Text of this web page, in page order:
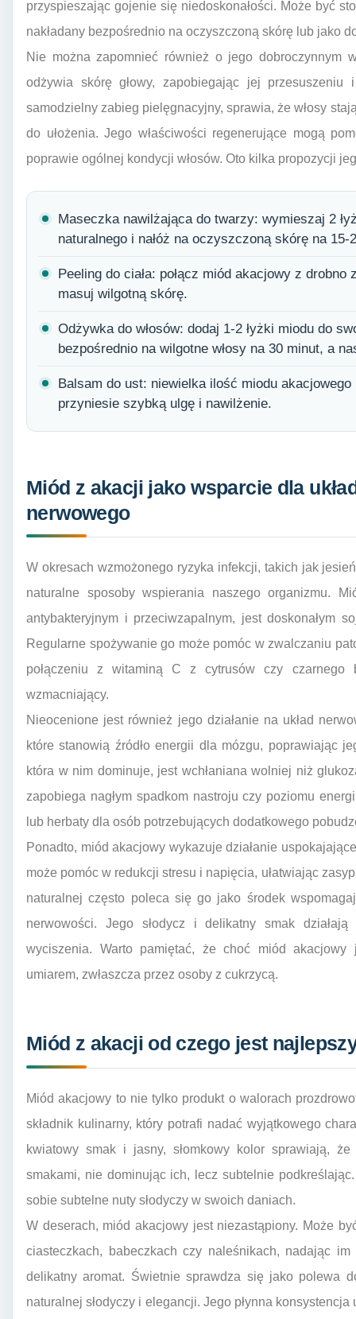
przyspieszając gojenie się niedoskonałości. Może być
nakładany bezpośrednio na oczyszczoną skórę lub jako
Nie można zapomnieć również o jego dobroczynnym
odżywia skórę głowy, zapobiegając jej
samodzielny zabieg pielęgnacyjny, sprawia, że włosy
do ułożenia. Jego właściwości regenerujące mogą
poprawie ogólnej kondycji włosów. Oto kilka propozycji
Maseczka nawilżająca do twarzy: wymieszaj 2
naturalnego i nałóż na oczyszczoną skórę na 15-
Peeling do ciała: połącz miód akacjowy z
masuj wilgotną skórę.
Odżywka do włosów: dodaj 1-2 łyżki miodu do
bezpośrednio na wilgotne włosy na 30 minut, a
Balsam do ust: niewielka ilość miodu akacjowego
przyniesie szybką ulgę i nawilżenie.
Miód z akacji jako wsparcie dla
nerwowego
W okresach wzmożonego ryzyka infekcji, takich jak
naturalne sposoby wspierania naszego organizmu.
antybakteryjnym i przeciwzapalnym, jest doskonałym
Regularne spożywanie go może pomóc w zwalczaniu
połączeniu z witaminą C z cytrusów czy czarnego
wzmacniający.
Nieocenione jest również jego działanie na układ
które stanowią źródło energii dla mózgu, poprawiając
która w nim dominuje, jest wchłaniana wolniej niż
zapobiega nagłym spadkom nastroju czy poziomu
lub herbaty dla osób potrzebujących dodatkowego
Ponadto, miód akacjowy wykazuje działanie
może pomóc w redukcji stresu i napięcia, ułatwiając
naturalnej często poleca się go jako środek
nerwowości. Jego słodycz i delikatny smak
wyciszenia. Warto pamiętać, że choć miód
umiarem, zwłaszcza przez osoby z cukrzycą.
Miód z akacji od czego jest
Miód akacjowy to nie tylko produkt o walorach
składnik kulinarny, który potrafi nadać wyjątkowego
kwiatowy smak i jasny, słomkowy kolor sprawiają,
smakami, nie dominując ich, lecz subtelnie
sobie subtelne nuty słodyczy w swoich daniach.
W deserach, miód akacjowy jest niezastąpiony. Może
ciasteczkach, babeczkach czy naleśnikach, nadając
delikatny aromat. Świetnie sprawdza się jako polewa
naturalnej słodyczy i elegancji. Jego płynna